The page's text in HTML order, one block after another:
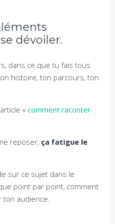
dévoiler.
dans ce que tu fais tous
histoire, ton parcours, ton
« comment raconter
reposer, ça fatigue le
sur ce sujet dans le
point par point, comment
ton audience.